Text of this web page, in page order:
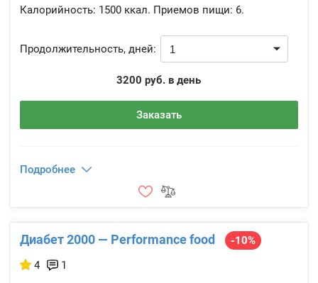
Калорийность: 1500 ккал. Приемов пищи: 6.
Продолжительность, дней:
3200 руб. в день
Заказать
Подробнее
Диабет 2000 — Performance food
-10%
4
1